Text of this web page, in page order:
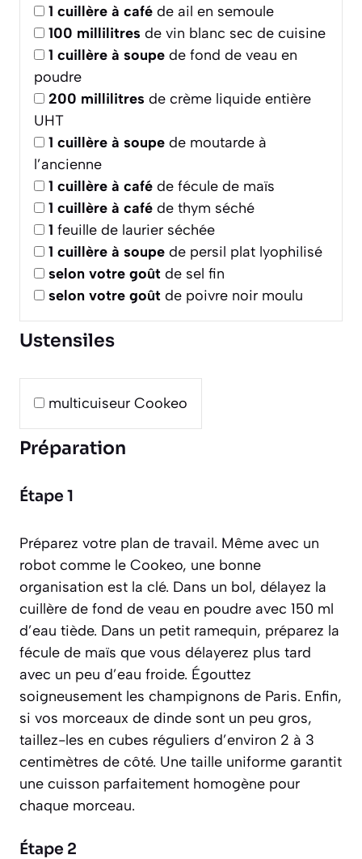
1 cuillère à café de ail en semoule
100 millilitres de vin blanc sec de cuisine
1 cuillère à soupe de fond de veau en
poudre
200 millilitres de crème liquide entière
UHT
1 cuillère à soupe de moutarde à
l’ancienne
1 cuillère à café de fécule de maïs
1 cuillère à café de thym séché
1 feuille de laurier séchée
1 cuillère à soupe de persil plat lyophilisé
selon votre goût de sel fin
selon votre goût de poivre noir moulu
Ustensiles
multicuiseur Cookeo
Préparation
Étape 1
Préparez votre plan de travail. Même avec un
robot comme le Cookeo, une bonne
organisation est la clé. Dans un bol, délayez la
cuillère de fond de veau en poudre avec 150 ml
d’eau tiède. Dans un petit ramequin, préparez la
fécule de maïs que vous délayerez plus tard
avec un peu d’eau froide. Égouttez
soigneusement les champignons de Paris. Enfin,
si vos morceaux de dinde sont un peu gros,
taillez-les en cubes réguliers d’environ 2 à 3
centimètres de côté. Une taille uniforme garantit
une cuisson parfaitement homogène pour
chaque morceau.
Étape 2